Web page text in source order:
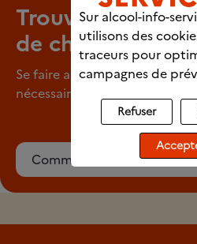
Trouver un
de chez vous
Se faire aider pour arrêter de
nécessaire.
Commencer ma recherche
Sur alcool-info-
utilisons des
traceurs pour
campagnes de
Refuser